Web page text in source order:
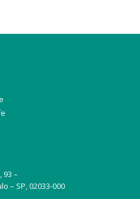
93 –
– SP, 02033-000